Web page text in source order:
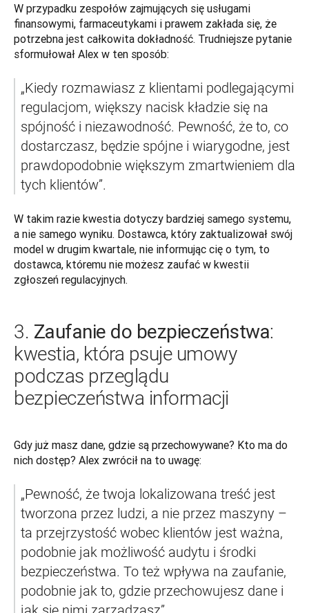
W przypadku zespołów zajmujących się usługami
finansowymi, farmaceutykami i prawem zakłada się, że
potrzebna jest całkowita dokładność. Trudniejsze pytanie
sformułował Alex w ten sposób:
„Kiedy rozmawiasz z klientami podlegającymi
regulacjom, większy nacisk kładzie się na
spójność i niezawodność. Pewność, że to, co
dostarczasz, będzie spójne i wiarygodne, jest
prawdopodobnie większym zmartwieniem dla
tych klientów”.
W takim razie kwestia dotyczy bardziej samego systemu,
a nie samego wyniku. Dostawca, który zaktualizował swój
model w drugim kwartale, nie informując cię o tym, to
dostawca, któremu nie możesz zaufać w kwestii
zgłoszeń regulacyjnych.
3. Zaufanie do bezpieczeństwa:
kwestia, która psuje umowy
podczas przeglądu
bezpieczeństwa informacji
Gdy już masz dane, gdzie są przechowywane? Kto ma do
nich dostęp? Alex zwrócił na to uwagę:
„Pewność, że twoja lokalizowana treść jest
tworzona przez ludzi, a nie przez maszyny –
ta przejrzystość wobec klientów jest ważna,
podobnie jak możliwość audytu i środki
bezpieczeństwa. To też wpływa na zaufanie,
podobnie jak to, gdzie przechowujesz dane i